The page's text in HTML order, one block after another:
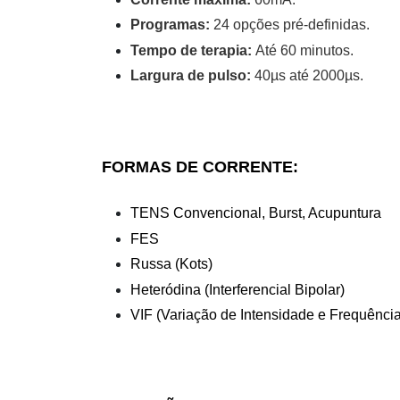
Programas: 24 opções pré-definidas.
Tempo de terapia: Até 60 minutos.
Largura de pulso: 40µs até 2000µs.
FORMAS DE CORRENTE:
TENS Convencional, Burst, Acupuntura
FES
Russa (Kots)
Heteródina (Interferencial Bipolar)
VIF (Variação de Intensidade e